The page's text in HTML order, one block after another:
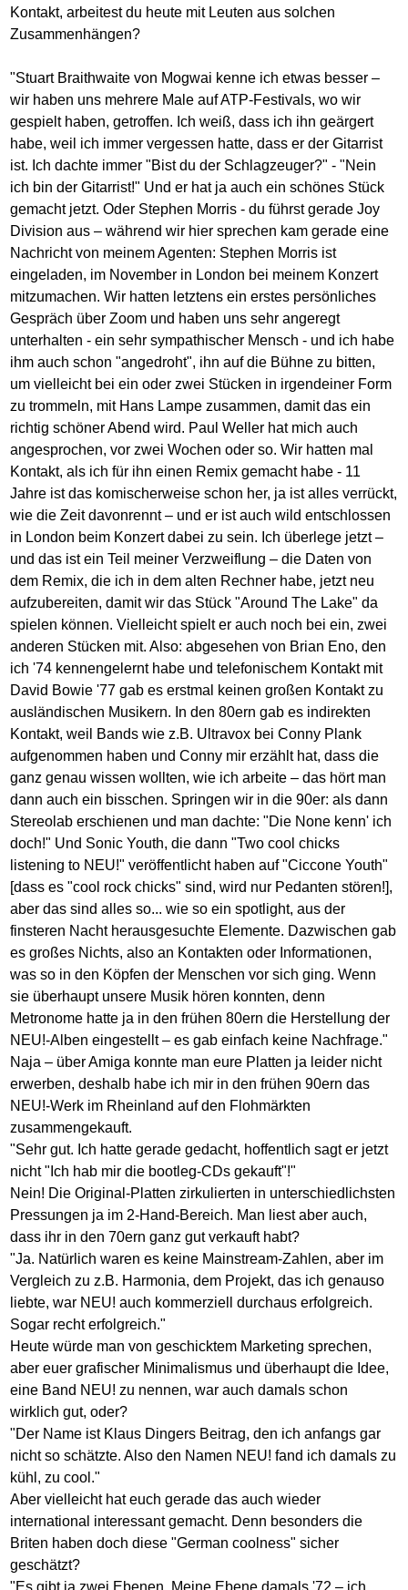
Kontakt, arbeitest du heute mit Leuten aus solchen
Zusammenhängen?
"Stuart Braithwaite von Mogwai kenne ich etwas besser –
wir haben uns mehrere Male auf ATP-Festivals, wo wir
gespielt haben, getroffen. Ich weiß, dass ich ihn geärgert
habe, weil ich immer vergessen hatte, dass er der Gitarrist
ist. Ich dachte immer "Bist du der Schlagzeuger?" - "Nein
ich bin der Gitarrist!" Und er hat ja auch ein schönes Stück
gemacht jetzt. Oder Stephen Morris - du führst gerade Joy
Division aus – während wir hier sprechen kam gerade eine
Nachricht von meinem Agenten: Stephen Morris ist
eingeladen, im November in London bei meinem Konzert
mitzumachen. Wir hatten letztens ein erstes persönliches
Gespräch über Zoom und haben uns sehr angeregt
unterhalten - ein sehr sympathischer Mensch - und ich habe
ihm auch schon "angedroht", ihn auf die Bühne zu bitten,
um vielleicht bei ein oder zwei Stücken in irgendeiner Form
zu trommeln, mit Hans Lampe zusammen, damit das ein
richtig schöner Abend wird. Paul Weller hat mich auch
angesprochen, vor zwei Wochen oder so. Wir hatten mal
Kontakt, als ich für ihn einen Remix gemacht habe - 11
Jahre ist das komischerweise schon her, ja ist alles verrückt,
wie die Zeit davonrennt – und er ist auch wild entschlossen
in London beim Konzert dabei zu sein. Ich überlege jetzt –
und das ist ein Teil meiner Verzweiflung – die Daten von
dem Remix, die ich in dem alten Rechner habe, jetzt neu
aufzubereiten, damit wir das Stück "Around The Lake" da
spielen können. Vielleicht spielt er auch noch bei ein, zwei
anderen Stücken mit. Also: abgesehen von Brian Eno, den
ich '74 kennengelernt habe und telefonischem Kontakt mit
David Bowie '77 gab es erstmal keinen großen Kontakt zu
ausländischen Musikern. In den 80ern gab es indirekten
Kontakt, weil Bands wie z.B. Ultravox bei Conny Plank
aufgenommen haben und Conny mir erzählt hat, dass die
ganz genau wissen wollten, wie ich arbeite – das hört man
dann auch ein bisschen. Springen wir in die 90er: als dann
Stereolab erschienen und man dachte: "Die None kenn' ich
doch!" Und Sonic Youth, die dann "Two cool chicks
listening to NEU!" veröffentlicht haben auf "Ciccone Youth"
[dass es "cool rock chicks" sind, wird nur Pedanten stören!],
aber das sind alles so... wie so ein spotlight, aus der
finsteren Nacht herausgesuchte Elemente. Dazwischen gab
es großes Nichts, also an Kontakten oder Informationen,
was so in den Köpfen der Menschen vor sich ging. Wenn
sie überhaupt unsere Musik hören konnten, denn
Metronome hatte ja in den frühen 80ern die Herstellung der
NEU!-Alben eingestellt – es gab einfach keine Nachfrage."
Naja – über Amiga konnte man eure Platten ja leider nicht
erwerben, deshalb habe ich mir in den frühen 90ern das
NEU!-Werk im Rheinland auf den Flohmärkten
zusammengekauft.
"Sehr gut. Ich hatte gerade gedacht, hoffentlich sagt er jetzt
nicht "Ich hab mir die bootleg-CDs gekauft"!"
Nein! Die Original-Platten zirkulierten in unterschiedlichsten
Pressungen ja im 2-Hand-Bereich. Man liest aber auch,
dass ihr in den 70ern ganz gut verkauft habt?
"Ja. Natürlich waren es keine Mainstream-Zahlen, aber im
Vergleich zu z.B. Harmonia, dem Projekt, das ich genauso
liebte, war NEU! auch kommerziell durchaus erfolgreich.
Sogar recht erfolgreich."
Heute würde man von geschicktem Marketing sprechen,
aber euer grafischer Minimalismus und überhaupt die Idee,
eine Band NEU! zu nennen, war auch damals schon
wirklich gut, oder?
"Der Name ist Klaus Dingers Beitrag, den ich anfangs gar
nicht so schätzte. Also den Namen NEU! fand ich damals zu
kühl, zu cool."
Aber vielleicht hat euch gerade das auch wieder
international interessant gemacht. Denn besonders die
Briten haben doch diese "German coolness" sicher
geschätzt?